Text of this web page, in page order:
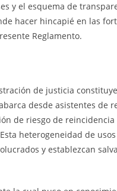
y el esquema de
hacer hincapié en las
Reglamento.
de justicia
desde asistentes de
de riesgo de
heterogeneidad de
y establezcan